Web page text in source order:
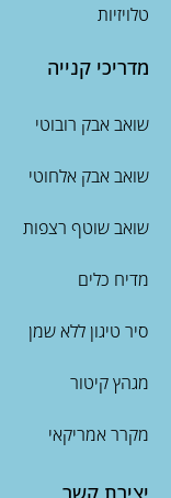
טלויזיות
מדריכי קנייה
שואב אבק רובוטי
שואב אבק אלחוטי
שואב שוטף רצפות
מדיח כלים
סיר טיגון ללא שמן
מגהץ קיטור
מקרר אמריקאי
יצירת קשר